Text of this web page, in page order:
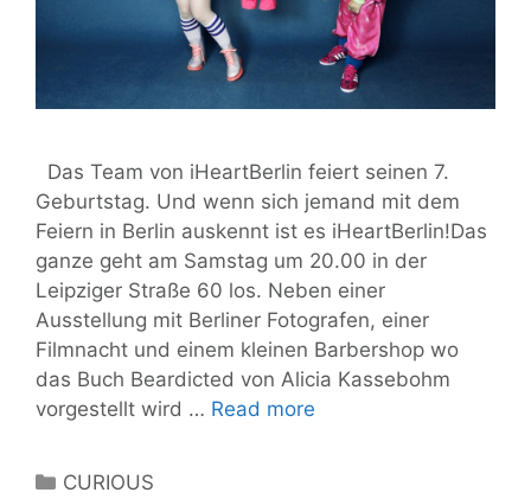
Das Team von iHeartBerlin feiert seinen 7.
Geburtstag. Und wenn sich jemand mit dem
Feiern in Berlin auskennt ist es iHeartBerlin!Das
ganze geht am Samstag um 20.00 in der
Leipziger Straße 60 los. Neben einer
Ausstellung mit Berliner Fotografen, einer
Filmnacht und einem kleinen Barbershop wo
das Buch Beardicted von Alicia Kassebohm
vorgestellt wird … Read more
Categories
CURIOUS